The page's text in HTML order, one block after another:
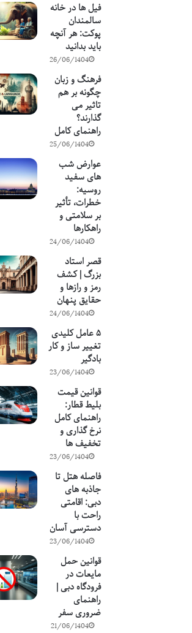
فیل ها در خانه
سالمندان
پوکت: هر آنچه
باید بدانید
26/06/1404
فرهنگ و زبان
چگونه بر هم
تاثیر می
گذارند؟
راهنمای کامل
25/06/1404
عوارض شب
های سفید
روسیه:
خطرات، تأثیر
بر سلامتی و
راهکارها
24/06/1404
قصر استاد
بزرگ | کشف
رمز و رازها و
حقایق پنهان
24/06/1404
۵ عامل کلیدی
تغییر ساز و کار
بادگیر
23/06/1404
قوانین قیمت
بلیط قطار:
راهنمای کامل
نرخ گذاری و
تخفیف ها
23/06/1404
فاصله هتل تا
جاذبه های
دبی: اقامتی
راحت با
دسترسی آسان
23/06/1404
قوانین حمل
مایعات در
فرودگاه دبی |
راهنمای
ضروری سفر
21/06/1404